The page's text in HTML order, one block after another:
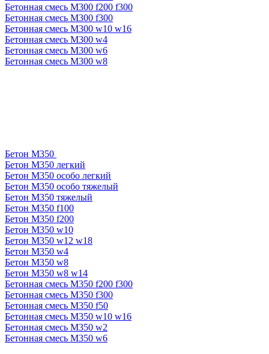
Бетонная смесь М300 f200 f300
Бетонная смесь М300 f300
Бетонная смесь М300 w10 w16
Бетонная смесь М300 w4
Бетонная смесь М300 w6
Бетонная смесь М300 w8
Бетон М350
Бетон М350 легкий
Бетон М350 особо легкий
Бетон М350 особо тяжелый
Бетон М350 тяжелый
Бетон М350 f100
Бетон М350 f200
Бетон М350 w10
Бетон М350 w12 w18
Бетон М350 w4
Бетон М350 w8
Бетон М350 w8 w14
Бетонная смесь М350 f200 f300
Бетонная смесь М350 f300
Бетонная смесь М350 f50
Бетонная смесь М350 w10 w16
Бетонная смесь М350 w2
Бетонная смесь М350 w6